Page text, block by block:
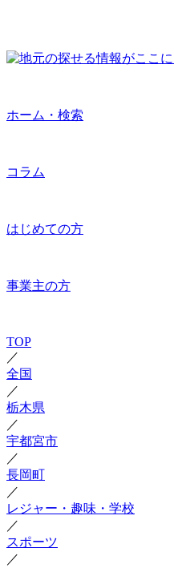
ホーム・検索
コラム
はじめての方
事業主の方
TOP
／
全国
／
栃木県
／
宇都宮市
／
長岡町
／
レジャー・趣味・学校
／
スポーツ
／